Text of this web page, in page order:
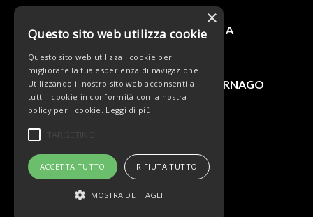
PESENTI 4° A LARI, ROSSI 6° A
RODIGO
WEEKEND DI GARE TRA CARNAGO
E ROVESCALA
×
Questo sito web utilizza cookie
Questo sito web utilizza i cookie per
migliorare la tua esperienza di navigazione.
Utilizzando il nostro sito web acconsenti a
tutti i cookie in conformità con la nostra
policy per i cookie. Leggi di più
TARGETING
ACCETTA TUTTO RIFIUTA TUTTO
MOSTRA DETTAGLI